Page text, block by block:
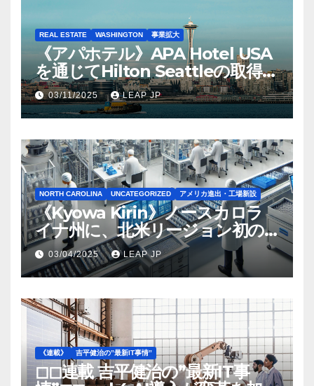
REAL ESTATE WASHINGTON 事業拡大
《アパホテル》APA Hotel USA
を通じてHilton Seattleの取得を
完了
03/11/2025 LEAP JP
NORTH CAROLINA UNCATEGORIZED アメリカ進出・工場新設
《Kyowa Kirin》ノースカロラ
イナ州に、北米リージョン初の
工場建設を決定
03/04/2025 LEAP JP
《連載》 吉平健治の”最新IT事情”
◻︎◻︎連載 吉平健治の”最新IT事